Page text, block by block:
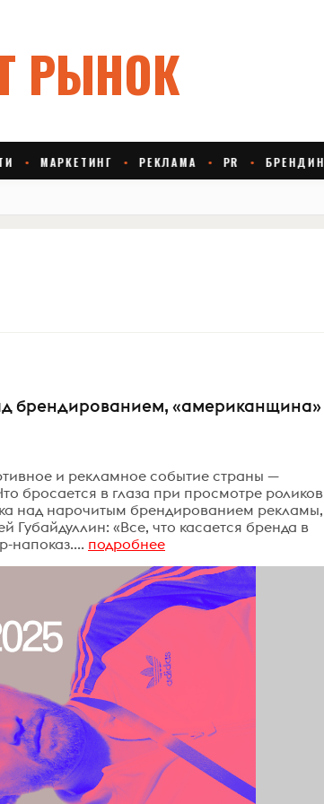
брендированием, «американщина»
и рекламное событие страны —
бросается в глаза при просмотре роликов
над нарочитым брендированием рекламы,
Губайдуллин: «Все, что касается бренда в
напоказ.... подробнее